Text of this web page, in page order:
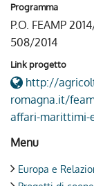
Programma
P.O. FEAMP
508/2014
Link progetto
http://
romagna.it/
affari-marittimi-
Menu
Europa e